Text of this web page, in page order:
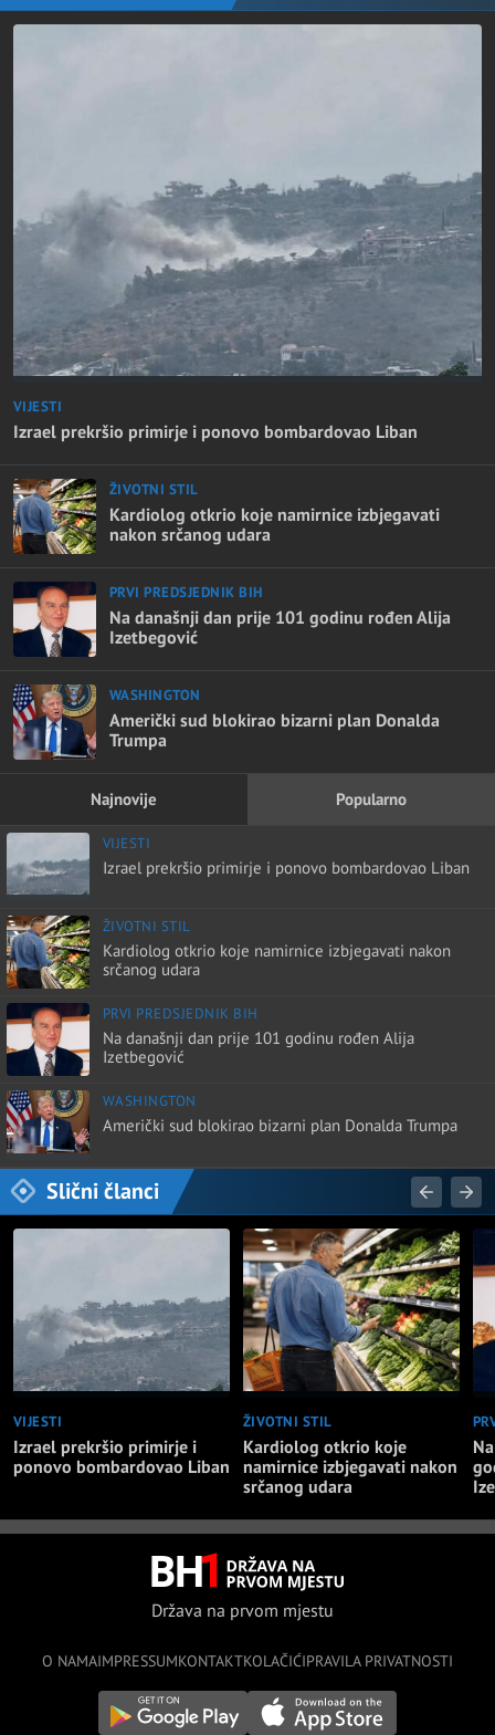
VIJESTI
Izrael prekršio primirje i ponovo bombardovao Liban
ŽIVOTNI STIL
Kardiolog otkrio koje namirnice izbjegavati
nakon srčanog udara
PRVI PREDSJEDNIK BIH
Na današnji dan prije 101 godinu rođen Alija
Izetbegović
WASHINGTON
Američki sud blokirao bizarni plan Donalda
Trumpa
Najnovije Popularno
VIJESTI
Izrael prekršio primirje i ponovo bombardovao Liban
ŽIVOTNI STIL
Kardiolog otkrio koje namirnice izbjegavati nakon
srčanog udara
PRVI PREDSJEDNIK BIH
Na današnji dan prije 101 godinu rođen Alija
Izetbegović
WASHINGTON
Američki sud blokirao bizarni plan Donalda Trumpa
Slični članci
VIJESTI
Izrael prekršio primirje i
ponovo bombardovao Liban
ŽIVOTNI STIL
Kardiolog otkrio koje
namirnice izbjegavati nakon
srčanog udara
Država na prvom mjestu
O NAMAIMPRESSUMKONTAKTKOLAČIĆIPRAVILA PRIVATNOSTI